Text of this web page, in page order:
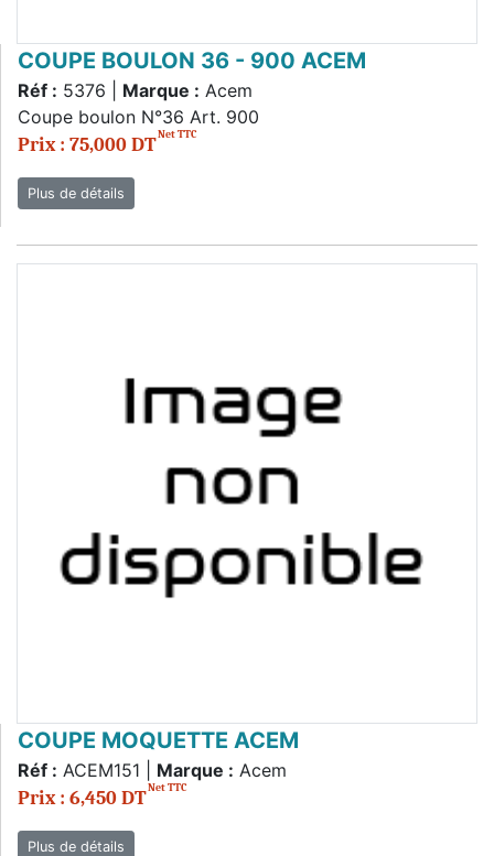
COUPE BOULON 36 - 900 ACEM
Réf : 5376 | Marque : Acem
Coupe boulon N°36 Art. 900
Prix : 75,000 DTNet TTC
Plus de détails
COUPE MOQUETTE ACEM
Réf : ACEM151 | Marque : Acem
Prix : 6,450 DTNet TTC
Plus de détails